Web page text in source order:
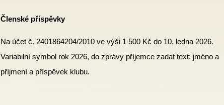
Členské příspěvky
Na účet č. 2401864204/2010 ve výši 1 500 Kč do 10. ledna 2026.
Variabilní symbol rok 2026, do zprávy příjemce zadat text: jméno a
příjmení a příspěvek klubu.